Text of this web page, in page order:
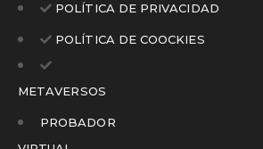
POLÍTICA DE PRIVACIDAD
POLÍTICA DE COOCKIES
METAVERSOS
PROBADOR